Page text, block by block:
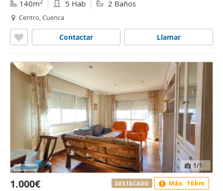
140m 5 Hab 2 Baños
Centro, Cuenca
Llamar
Contactar
1/1
1.000€ DESTACADO Máx. 10km